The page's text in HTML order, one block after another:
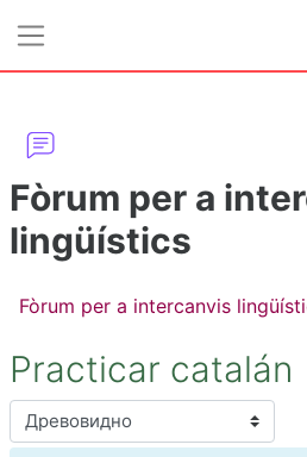
Fòrum per a
lingüístics
Fòrum per a intercanvis
Practicar catalán
Режим отображения